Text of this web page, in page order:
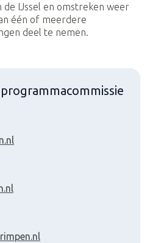
de IJssel en omstreken weer
één of meerdere
deel te nemen.